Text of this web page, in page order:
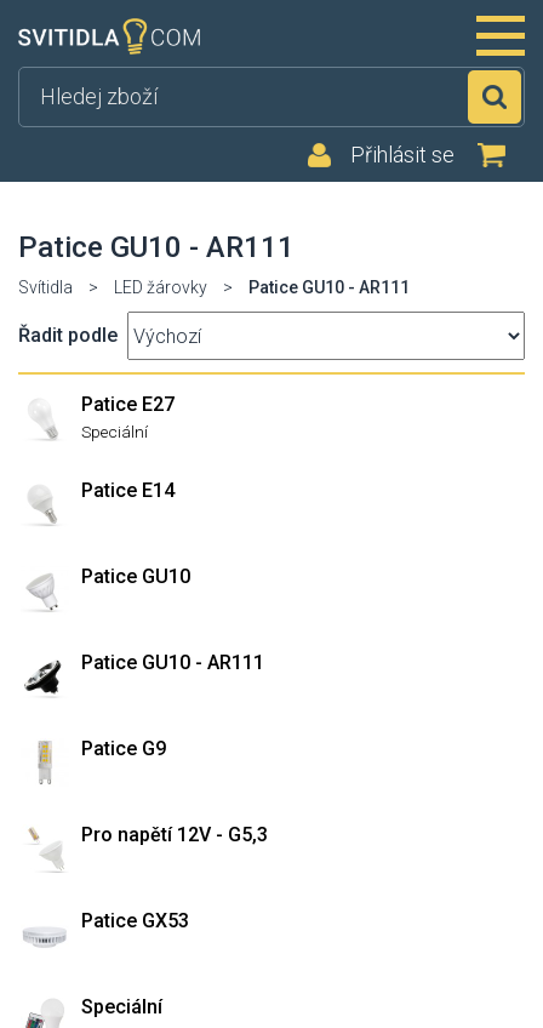
Přihlásit se
Patice GU10 - AR111
Svítidla > LED žárovky > Patice GU10 - AR111
Řadit podle
Patice E27
Speciální
Patice E14
Patice GU10
Patice GU10 - AR111
Patice G9
Pro napětí 12V - G5,3
Patice GX53
Speciální